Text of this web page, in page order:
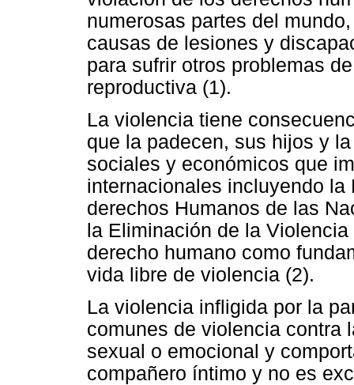
numerosas partes del
causas de lesiones y
para sufrir otros problemas
reproductiva (1).
La violencia tiene
que la padecen, sus hijos y
sociales y económicos que
internacionales incluyendo
derechos Humanos de las
la Eliminación de la
derecho humano como
vida libre de violencia (2).
La violencia infligida por la
comunes de violencia contra
sexual o emocional y
compañero íntimo y no es